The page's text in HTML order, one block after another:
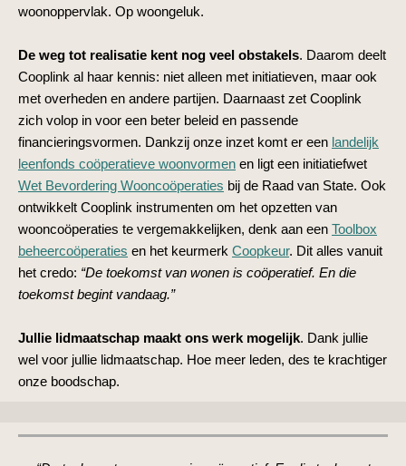
woonoppervlak. Op woongeluk.
De weg tot realisatie kent nog veel obstakels. Daarom deelt
Cooplink al haar kennis: niet alleen met initiatieven, maar ook
met overheden en andere partijen. Daarnaast zet Cooplink
zich volop in voor een beter beleid en passende
financieringsvormen. Dankzij onze inzet komt er een landelijk
leenfonds coöperatieve woonvormen en ligt een initiatiefwet
Wet Bevordering Wooncoöperaties bij de Raad van State. Ook
ontwikkelt Cooplink instrumenten om het opzetten van
wooncoöperaties te vergemakkelijken, denk aan een Toolbox
beheercoöperaties en het keurmerk Coopkeur. Dit alles vanuit
het credo: “De toekomst van wonen is coöperatief. En die
toekomst begint vandaag.”
Jullie lidmaatschap maakt ons werk mogelijk. Dank jullie
wel voor jullie lidmaatschap. Hoe meer leden, des te krachtiger
onze boodschap.